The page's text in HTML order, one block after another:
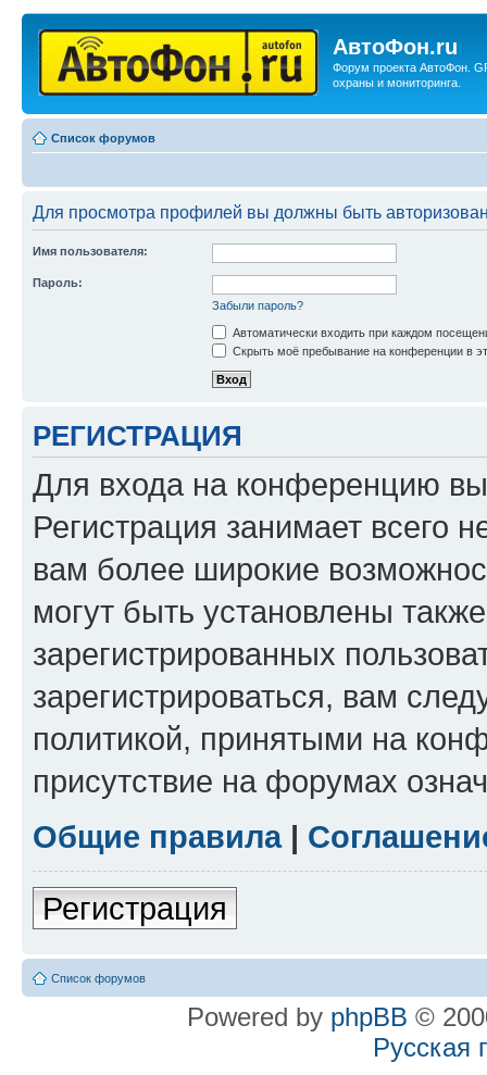
АвтоФон.ru
Форум проекта АвтоФон.
охраны и мониторинга.
Список форумов
Для просмотра профилей вы должны быть
Имя пользователя:
Пароль:
Забыли пароль?
Автоматически входить при каждом
Скрыть моё пребывание на конференции в
РЕГИСТРАЦИЯ
Для входа на конференцию
Регистрация занимает всего
вам более широкие
могут быть установлены
зарегистрированных
зарегистрироваться, вам
политикой, принятыми на
присутствие на форумах
Общие правила|
Регистрация
Список форумов
Powered by phpBB ©
Русская